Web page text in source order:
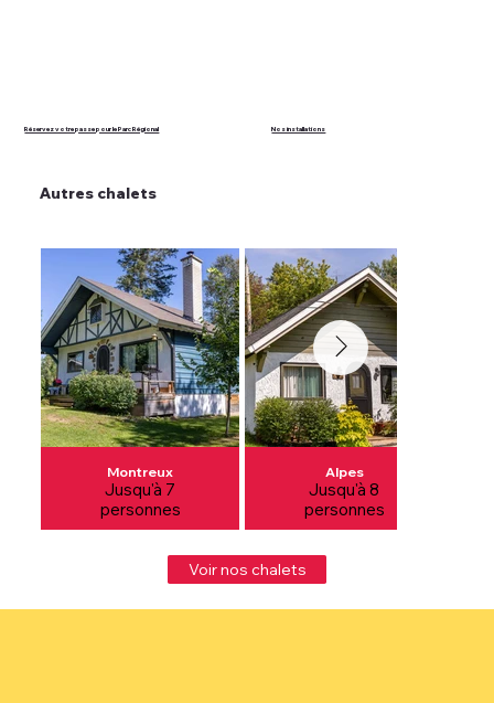
Autres chalets
Montreux
Jusqu'à 7
personnes
Alpes
Jusqu'à 8
personnes
Réservez votre passe pour le Parc Régional Nos installations
Voir nos chalets